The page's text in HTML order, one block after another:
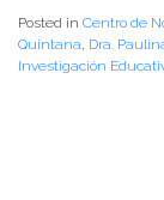
Posted in Centro de
Quintana, Dra.
Investigación